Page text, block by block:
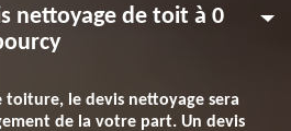
nettoyage de toit à 0
le devis nettoyage sera
de la votre part. Un devis